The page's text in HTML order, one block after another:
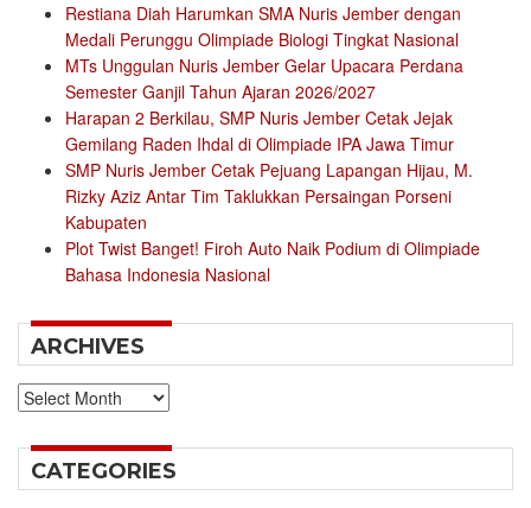
Restiana Diah Harumkan SMA Nuris Jember dengan
Medali Perunggu Olimpiade Biologi Tingkat Nasional
MTs Unggulan Nuris Jember Gelar Upacara Perdana
Semester Ganjil Tahun Ajaran 2026/2027
Harapan 2 Berkilau, SMP Nuris Jember Cetak Jejak
Gemilang Raden Ihdal di Olimpiade IPA Jawa Timur
SMP Nuris Jember Cetak Pejuang Lapangan Hijau, M.
Rizky Aziz Antar Tim Taklukkan Persaingan Porseni
Kabupaten
Plot Twist Banget! Firoh Auto Naik Podium di Olimpiade
Bahasa Indonesia Nasional
ARCHIVES
Archives
CATEGORIES